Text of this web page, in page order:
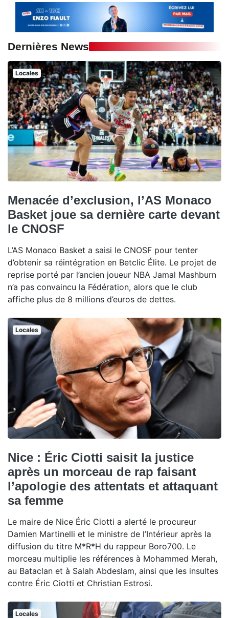
Dernières News
Locales
Menacée d’exclusion, l’AS Monaco
Basket joue sa dernière carte devant
le CNOSF
L’AS Monaco Basket a saisi le CNOSF pour tenter
d’obtenir sa réintégration en Betclic Élite. Le projet de
reprise porté par l’ancien joueur NBA Jamal Mashburn
n’a pas convaincu la Fédération, alors que le club
affiche plus de 8 millions d’euros de dettes.
Locales
Nice : Éric Ciotti saisit la justice
après un morceau de rap faisant
l’apologie des attentats et attaquant
sa femme
Le maire de Nice Éric Ciotti a alerté le procureur
Damien Martinelli et le ministre de l’Intérieur après la
diffusion du titre M*R*H du rappeur Boro700. Le
morceau multiplie les références à Mohammed Merah,
au Bataclan et à Salah Abdeslam, ainsi que les insultes
contre Éric Ciotti et Christian Estrosi.
Locales